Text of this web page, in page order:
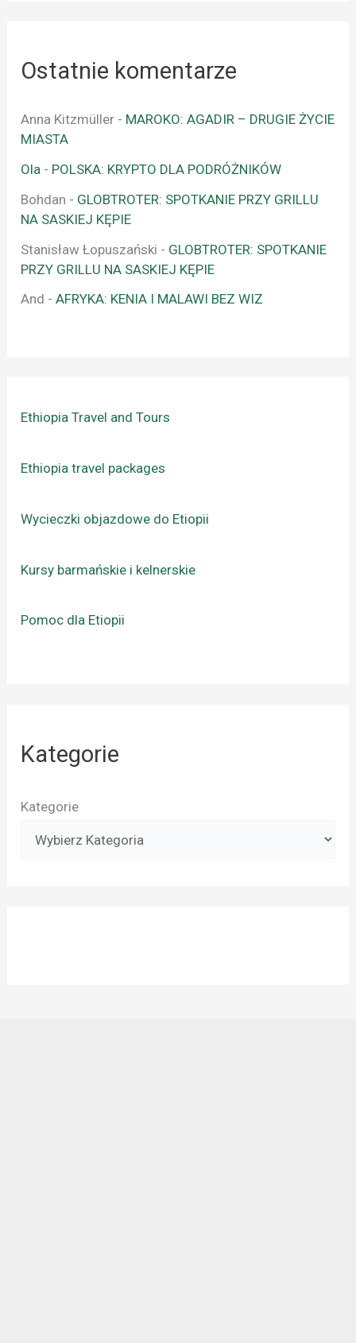
Ostatnie komentarze
Anna Kitzmüller - MAROKO: AGADIR – DRUGIE ŻYCIE
MIASTA
Ola - POLSKA: KRYPTO DLA PODRÓŻNIKÓW
Bohdan - GLOBTROTER: SPOTKANIE PRZY GRILLU
NA SASKIEJ KĘPIE
Stanisław Łopuszański - GLOBTROTER: SPOTKANIE
PRZY GRILLU NA SASKIEJ KĘPIE
And -AFRYKA: KENIA I MALAWI BEZ WIZ
Ethiopia Travel and Tours
Ethiopia travel packages
Wycieczki objazdowe do Etiopii
Kursy barmańskie i kelnerskie
Pomoc dla Etiopii
Kategorie
Kategorie